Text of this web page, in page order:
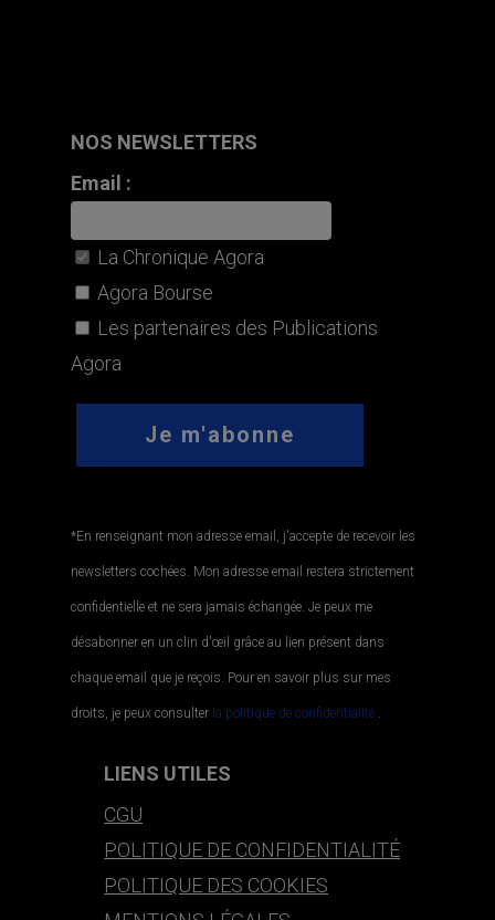
NOS NEWSLETTERS
Email :
La Chronique Agora
Agora Bourse
Les partenaires des Publications
Agora
*En renseignant mon adresse email, j'accepte de recevoir les
newsletters cochées. Mon adresse email restera strictement
confidentielle et ne sera jamais échangée. Je peux me
désabonner en un clin d'œil grâce au lien présent dans
chaque email que je reçois. Pour en savoir plus sur mes
droits, je peux consulter la politique de confidentialité..
LIENS UTILES
CGU
POLITIQUE DE CONFIDENTIALITÉ
POLITIQUE DES COOKIES